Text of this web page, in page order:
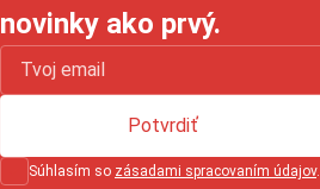
novinky ako prvý.
Súhlasím so zásadami spracovaním údajov.
Potvrdiť